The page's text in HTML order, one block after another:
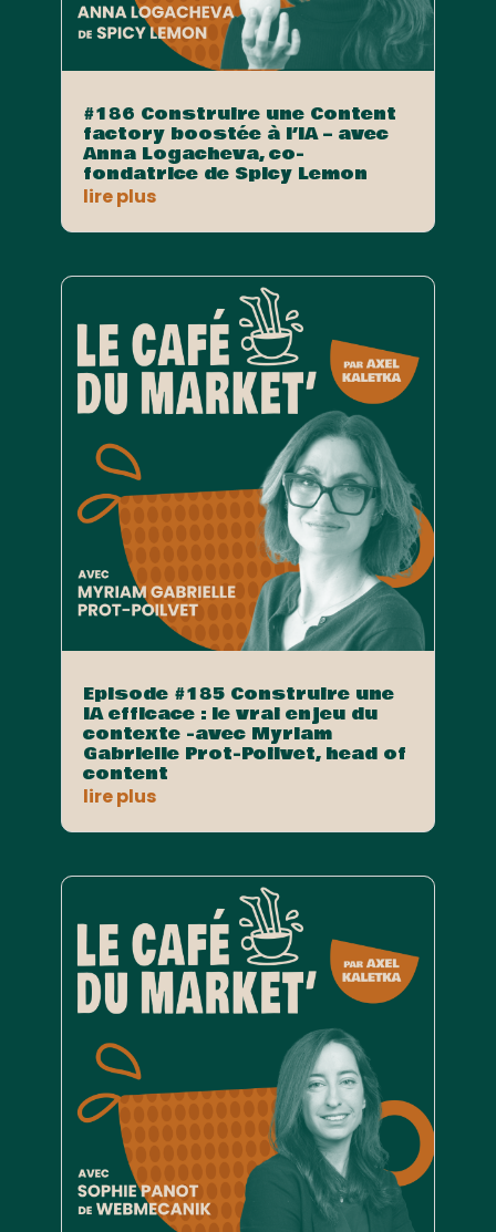
#186 Construire une Content
factory boostée à l’IA – avec
Anna Logacheva, co-
fondatrice de Spicy Lemon
lire plus
Episode #185 Construire une
IA efficace : le vrai enjeu du
contexte -avec Myriam
Gabrielle Prot-Poilvet, head of
content
lire plus